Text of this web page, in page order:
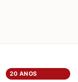
20 ANOS